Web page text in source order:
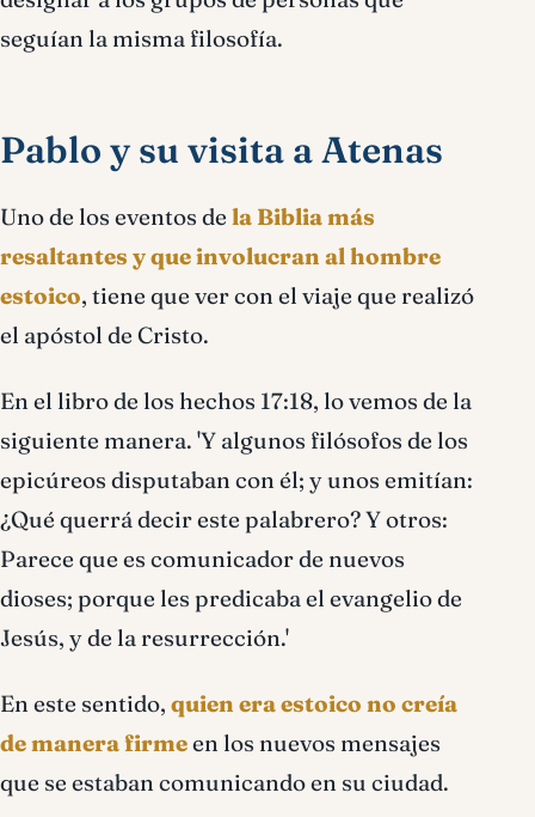
seguían la misma filosofía.
Pablo y su visita a Atenas
Uno de los eventos de la Biblia más
resaltantes y que involucran al hombre
estoico, tiene que ver con el viaje que realizó
el apóstol de Cristo.
En el libro de los hechos 17:18, lo vemos de la
siguiente manera. 'Y algunos filósofos de los
epicúreos disputaban con él; y unos emitían:
¿Qué querrá decir este palabrero? Y otros:
Parece que es comunicador de nuevos
dioses; porque les predicaba el evangelio de
Jesús, y de la resurrección.'
En este sentido, quien era estoico no creía
de manera firmeen los nuevos mensajes
que se estaban comunicando en su ciudad.